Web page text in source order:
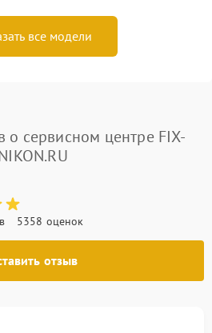
все модели
о сервисном центре FIX-
5358 оценок
отзыв